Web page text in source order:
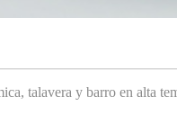
talavera y barro en alta